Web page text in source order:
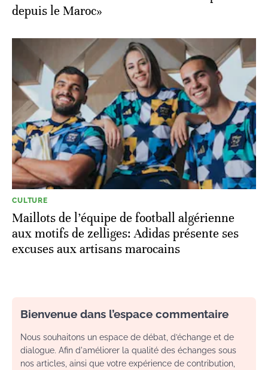
depuis le Maroc»
CULTURE
Maillots de l’équipe de football algérienne
aux motifs de zelliges: Adidas présente ses
excuses aux artisans marocains
Bienvenue dans l’espace commentaire
Nous souhaitons un espace de débat, d’échange et de
dialogue. Afin d'améliorer la qualité des échanges sous
nos articles, ainsi que votre expérience de contribution,